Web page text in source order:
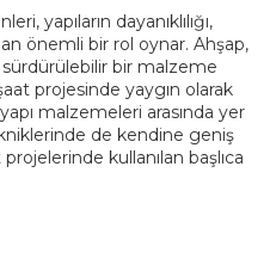
yapıların dayanıklılığı,
önemli bir rol oynar. Ahşap,
sürdürülebilir bir malzeme
projesinde yaygın olarak
malzemeleri arasında yer
de kendine geniş
kullanılan başlıca